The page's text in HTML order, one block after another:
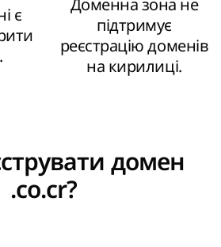
є
Доменна зона не
підтримує
реєстрацію доменів
на кирилиці.
домен
.co.cr?